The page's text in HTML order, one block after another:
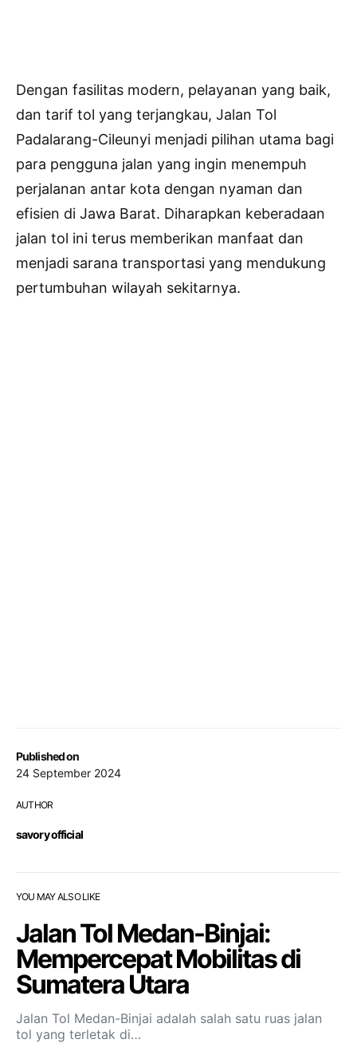
Published on
24 September 2024
AUTHOR
savory official
Dengan fasilitas modern, pelayanan yang baik,
dan tarif tol yang terjangkau, Jalan Tol
Padalarang-Cileunyi menjadi pilihan utama bagi
para pengguna jalan yang ingin menempuh
perjalanan antar kota dengan nyaman dan
efisien di Jawa Barat. Diharapkan keberadaan
jalan tol ini terus memberikan manfaat dan
menjadi sarana transportasi yang mendukung
pertumbuhan wilayah sekitarnya.
YOU MAY ALSO LIKE
Jalan Tol Medan-Binjai:
Mempercepat Mobilitas di
Sumatera Utara
Jalan Tol Medan-Binjai adalah salah satu ruas jalan
tol yang terletak di…